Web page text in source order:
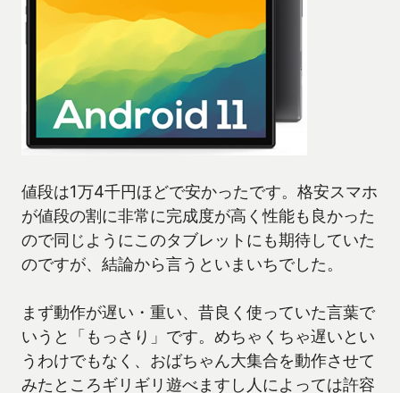
値段は1万4千円ほどで安かったです。格安スマホ
が値段の割に非常に完成度が高く性能も良かった
ので同じようにこのタブレットにも期待していた
のですが、結論から言うといまいちでした。
まず動作が遅い・重い、昔良く使っていた言葉で
いうと「もっさり」です。めちゃくちゃ遅いとい
うわけでもなく、おばちゃん大集合を動作させて
みたところギリギリ遊べますし人によっては許容